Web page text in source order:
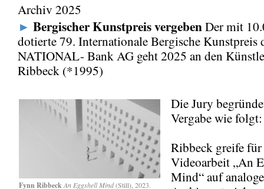
Archiv 2025
► Bergischer Kunstpreis vergebenDer mit
dotierte 79. Internationale Bergische Kunstpreis
NATIONAL- Bank AG geht 2025 an den
Ribbeck (*1995)
Fynn RibbeckAn Eggshell Mind(Still), 2023.
Die Jury
Vergabe wie folgt:
Ribbeck greife für
Videoarbeit „An
Mind“ auf